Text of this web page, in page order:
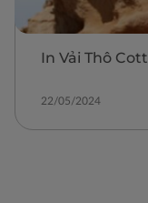
In Vải Thô
22/05/2024